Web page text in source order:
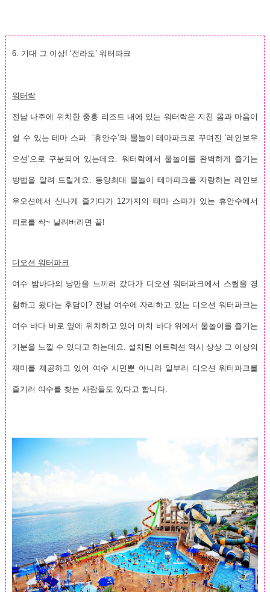
6. 기대 그 이상! ‘전라도’ 워터파크
워터락
전남 나주에 위치한 중흥 리조트 내에 있는 워터락은 지친 몸과 마음이
쉴 수 있는 테마 스파 ‘휴안수’와 물놀이 테마파크로 꾸며진 ‘레인보우
오션’으로 구분되어 있는데요. 워터락에서 물놀이를 완벽하게 즐기는
방법을 알려 드릴게요. 동양최대 물놀이 테마파크를 자랑하는 레인보
우오션에서 신나게 즐기다가 12가지의 테마 스파가 있는 휴안수에서
피로를 싹~ 날려버리면 끝!
디오션 워터파크
여수 밤바다의 낭만을 느끼러 갔다가 디오션 워터파크에서 스릴을 경
험하고 왔다는 후담이? 전남 여수에 자리하고 있는 디오션 워터파크는
여수 바다 바로 옆에 위치하고 있어 마치 바다 위에서 물놀이를 즐기는
기분을 느낄 수 있다고 하는데요. 설치된 어트렉션 역시 상상 그 이상의
재미를 제공하고 있어 여수 시민뿐 아니라 일부러 디오션 워터파크를
즐기러 여수를 찾는 사람들도 있다고 합니다.